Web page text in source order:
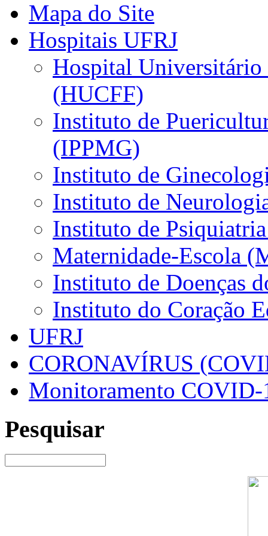
Mapa do Site
Hospitais UFRJ
Hospital
(HUCFF)
Instituto de
(IPPMG)
Instituto de
Instituto de
Instituto de
Maternidade-Escola
Instituto de Doenças
Instituto do Coração
UFRJ
CORONAVÍRUS
Monitoramento COVID-
Pesquisar